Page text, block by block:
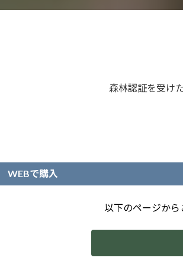
森林認証を受け
WEBで購入
以下のページから